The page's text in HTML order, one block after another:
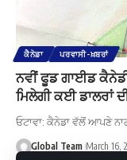
ਕੈਨੇਡਾ ਪਰਵਾਸੀ-ਖ਼ਬਰਾਂ
ਨਵੀਂ ਫੂਡ ਗਾਈਡ
ਮਿਲੇਗੀ ਕਈ ਡਾਲਰਾਂ
ਓਟਾਵਾ: ਕੈਨੇਡਾ ਵੱਲੋਂ ਆਪਣੇ
Global Team March 16,